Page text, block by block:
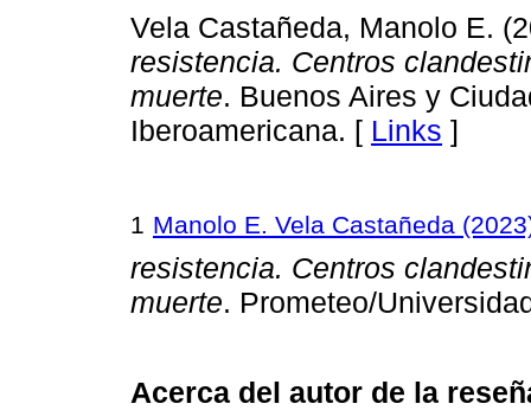
Vela Castañeda, Manolo E.
resistencia. Centros
muerte. Buenos Aires y
Iberoamericana. [ Links ]
1 Manolo E. Vela Castañeda
resistencia. Centros
muerte. Prometeo/
Acerca del autor de la